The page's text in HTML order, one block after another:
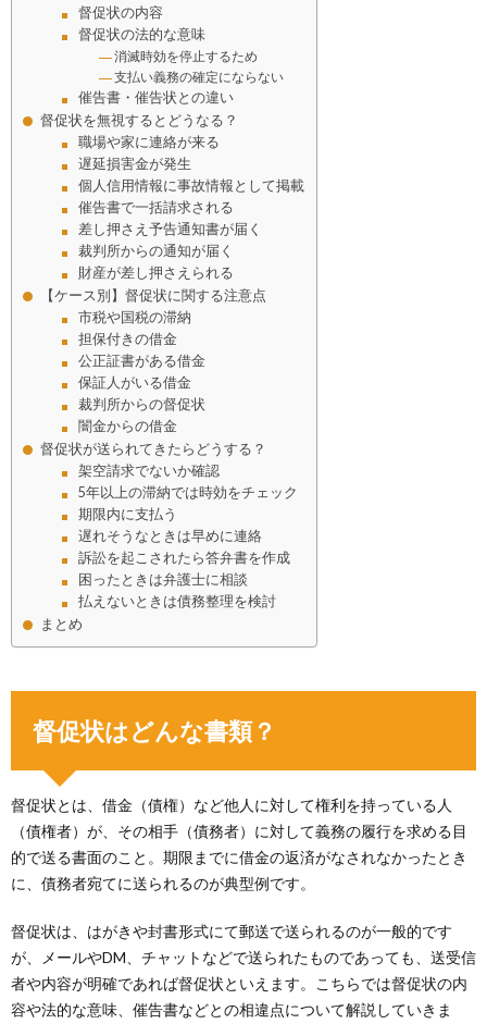
督促状の内容
督促状の法的な意味
消滅時効を停止するため
支払い義務の確定にならない
催告書・催告状との違い
督促状を無視するとどうなる？
職場や家に連絡が来る
遅延損害金が発生
個人信用情報に事故情報として掲載
催告書で一括請求される
差し押さえ予告通知書が届く
裁判所からの通知が届く
財産が差し押さえられる
【ケース別】督促状に関する注意点
市税や国税の滞納
担保付きの借金
公正証書がある借金
保証人がいる借金
裁判所からの督促状
闇金からの借金
督促状が送られてきたらどうする？
架空請求でないか確認
5年以上の滞納では時効をチェック
期限内に支払う
遅れそうなときは早めに連絡
訴訟を起こされたら答弁書を作成
困ったときは弁護士に相談
払えないときは債務整理を検討
まとめ
督促状はどんな書類？
督促状とは、借金（債権）など他人に対して権利を持っている人
（債権者）が、その相手（債務者）に対して義務の履行を求める目
的で送る書面のこと。期限までに借金の返済がなされなかったとき
に、債務者宛てに送られるのが典型例です。
督促状は、はがきや封書形式にて郵送で送られるのが一般的です
が、メールやDM、チャットなどで送られたものであっても、送受信
者や内容が明確であれば督促状といえます。こちらでは督促状の内
容や法的な意味、催告書などとの相違点について解説していきま